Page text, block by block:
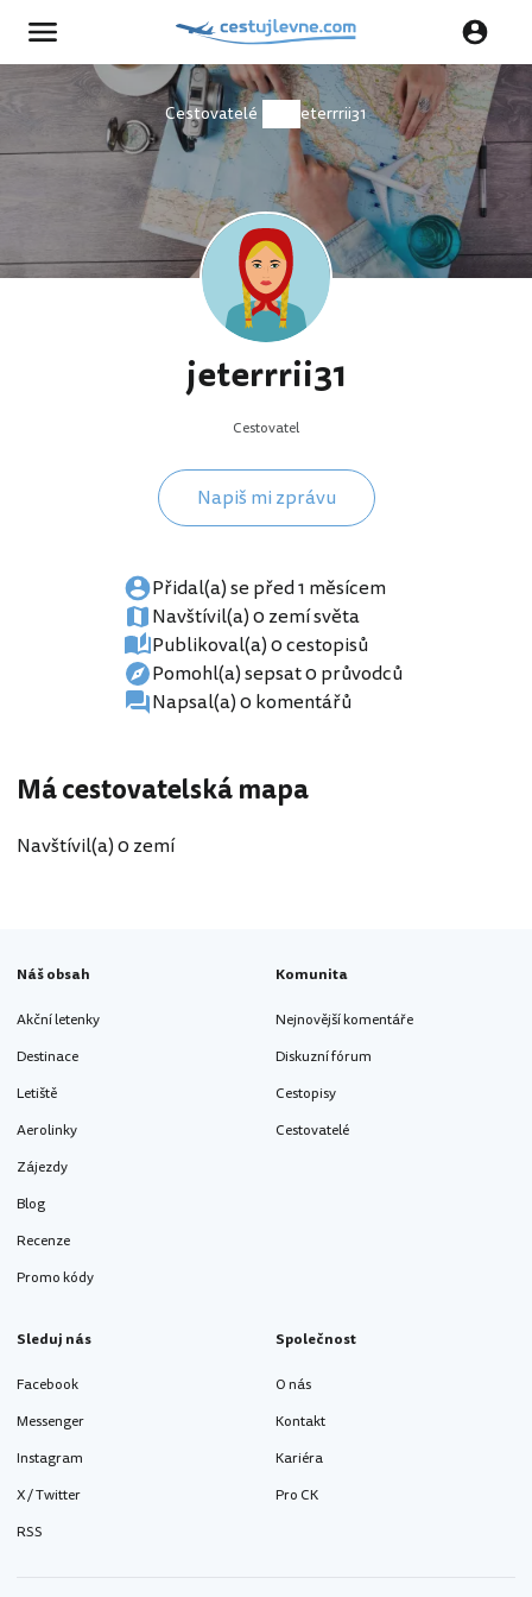
Cestovatelé jeterrrii31
jeterrrii31
Cestovatel
Napiš mi zprávu
Přidal(a) se před 1 měsícem
Navštívil(a) 0 zemí světa
Publikoval(a) 0 cestopisů
Pomohl(a) sepsat 0 průvodců
Napsal(a) 0 komentářů
Má cestovatelská mapa
Navštívil(a) 0 zemí
Náš obsah
Akční letenky
Destinace
Letiště
Aerolinky
Zájezdy
Blog
Recenze
Promo kódy
Komunita
Nejnovější komentáře
Diskuzní fórum
Cestopisy
Cestovatelé
Sleduj nás
Facebook
Messenger
Instagram
X / Twitter
RSS
Společnost
O nás
Kontakt
Kariéra
Pro CK